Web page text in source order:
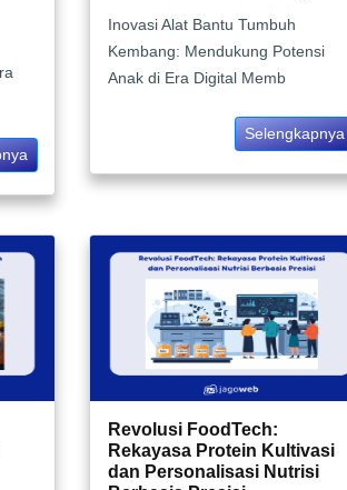
Inovasi Alat Bantu Tumbuh
Kembang: Mendukung Potensi
Anak di Era Digital Memb
Selengkapnya
Revolusi FoodTech:
Rekayasa Protein Kultivasi
dan Personalisasi Nutrisi